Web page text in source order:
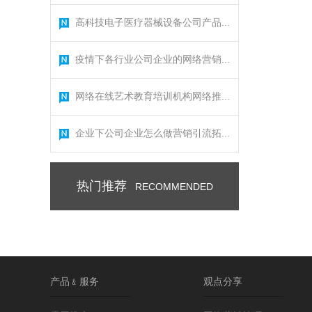
高科技电子医疗器械设备公司产品...
疫情下各行业公司企业的网络营销...
网络在线艺术教育培训机构网络推...
企业下公司企业怎么做营销引流拓...
热门推荐 RECOMMENDED
产品﹠服务 观点分享